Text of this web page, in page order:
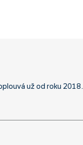
už od roku 2018.